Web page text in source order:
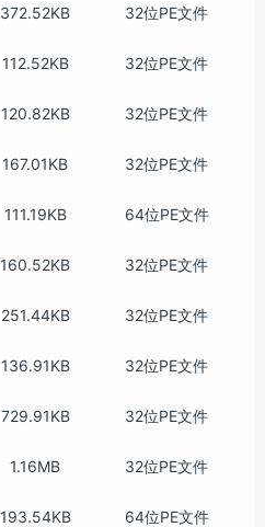
372.52KB 32位PE文件
112.52KB 32位PE文件
120.82KB 32位PE文件
167.01KB 32位PE文件
111.19KB 64位PE文件
160.52KB 32位PE文件
251.44KB 32位PE文件
136.91KB 32位PE文件
729.91KB 32位PE文件
1.16MB 32位PE文件
193.54KB 64位PE文件